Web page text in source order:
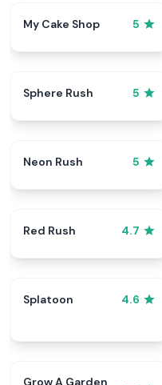
My Cake Shop 5
Sphere Rush 5
Neon Rush 5
Red Rush 4.7
Splatoon 4.6
Grow A Garden